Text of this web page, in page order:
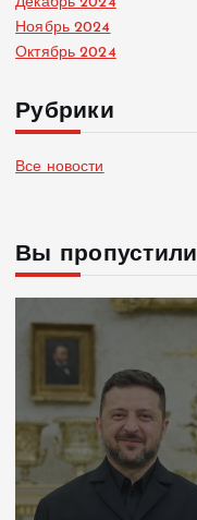
Ноябрь 2024
Октябрь 2024
Рубрики
Все новости
Вы пропустили